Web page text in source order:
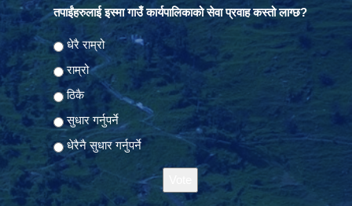
तपाईंहरुलाई इस्मा गाउँ कार्यपालिकाको सेवा प्रवाह कस्तो लाग्छ?
Choices
धेरै राम्रो
राम्रो
ठिकै
सुधार गर्नुपर्ने
धेरैनै सुधार गर्नुपर्ने